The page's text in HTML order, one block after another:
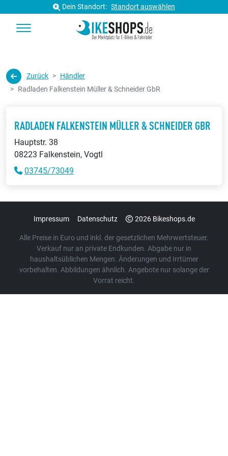
Dein Standort: Standort auswählen
Zurück
Händler
Radladen Falkenstein Müller & Schneider GbR
RADLADEN FALKENSTEIN MÜLLER & SCHNEIDER GBR
Hauptstr. 38
08223 Falkenstein, Vogtl
03745/73049
Impressum Datenschutz 2026 Bikeshops.de
Alle Preise in Euro und inkl. der gesetzlichen Mehrwertsteuer.
Verkauf nur an private Endkunden. Abgabe nur in
haushaltsüblichen Mengen. Änderungen und Irrtümer
vorbehalten. Abbildungen ähnlich. Angebote nur solange der
Vorrat reicht.